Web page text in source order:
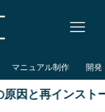
マニュアル制作 開発
と再インストー